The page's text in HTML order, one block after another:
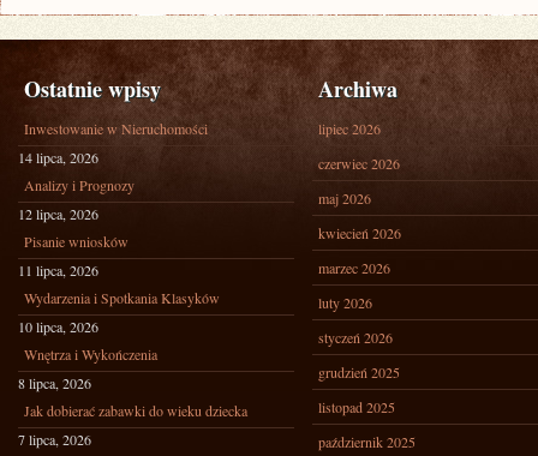
Ostatnie wpisy
Inwestowanie w Nieruchomości
14 lipca, 2026
Analizy i Prognozy
12 lipca, 2026
Pisanie wniosków
11 lipca, 2026
Wydarzenia i Spotkania Klasyków
10 lipca, 2026
Wnętrza i Wykończenia
8 lipca, 2026
Jak dobierać zabawki do wieku dziecka
7 lipca, 2026
Archiwa
lipiec 2026
czerwiec 2026
maj 2026
kwiecień 2026
marzec 2026
luty 2026
styczeń 2026
grudzień 2025
listopad 2025
październik 2025